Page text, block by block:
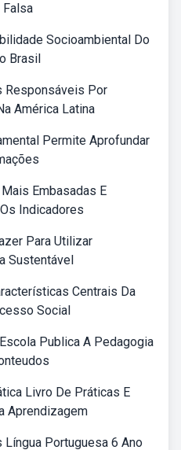
Socioambiental Do
Brasil
Responsáveis Por
América Latina
Permite Aprofundar
Embasadas E
Indicadores
Para Utilizar
Sustentável
Centrais Da
Social
Publica A Pedagogia
Livro De Práticas E
Aprendizagem
Língua Portuguesa 6 Ano